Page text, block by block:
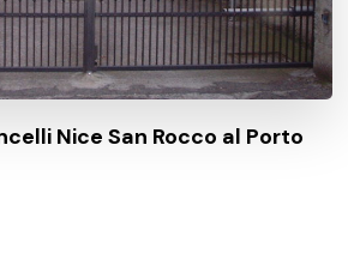
Nice San Rocco al Porto